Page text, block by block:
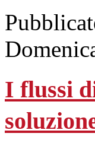
I flussi